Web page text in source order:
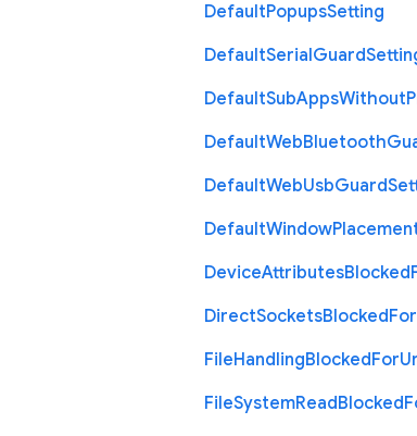
DefaultPopupsSetting
DefaultSerialGuard
DefaultSubAppsWithout
DefaultWebBluetooth
DefaultWebUsbGuard
DefaultWindow
DeviceAttributesBlocked
DirectSocketsBlockedFor
FileHandlingBlockedFor
FileSystemReadBlocked